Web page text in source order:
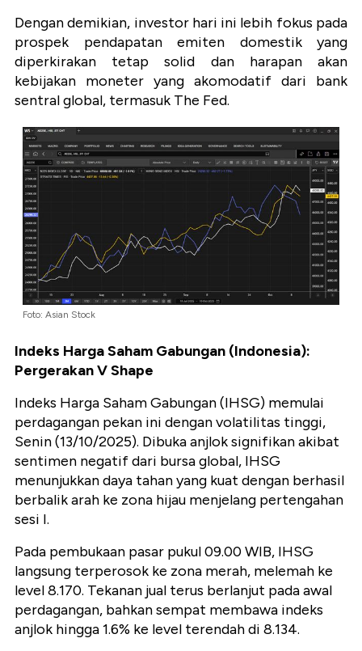
Dengan demikian, investor hari ini lebih fokus pada
prospek pendapatan emiten domestik yang
diperkirakan tetap solid dan harapan akan
kebijakan moneter yang akomodatif dari bank
sentral global, termasuk The Fed.
Foto: Asian Stock
Indeks Harga Saham Gabungan (Indonesia):
Pergerakan V Shape
Indeks Harga Saham Gabungan (IHSG) memulai
perdagangan pekan ini dengan volatilitas tinggi,
Senin (13/10/2025). Dibuka anjlok signifikan akibat
sentimen negatif dari bursa global, IHSG
menunjukkan daya tahan yang kuat dengan berhasil
berbalik arah ke zona hijau menjelang pertengahan
sesi I.
Pada pembukaan pasar pukul 09.00 WIB, IHSG
langsung terperosok ke zona merah, melemah ke
level 8.170. Tekanan jual terus berlanjut pada awal
perdagangan, bahkan sempat membawa indeks
anjlok hingga 1.6% ke level terendah di 8.134.